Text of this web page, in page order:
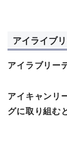
アイライブ
アイラブリー
アイキャンリ
グに取り組む